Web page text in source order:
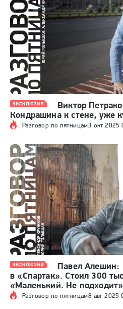
Разговор по пятницам3 окт 2025
Виктор
Кондрашина к стене, уже
Разговор по пятницам8 авг 2025
Павел Алешин:
в «Спартак». Стоил 300
«Маленький. Не подходит»